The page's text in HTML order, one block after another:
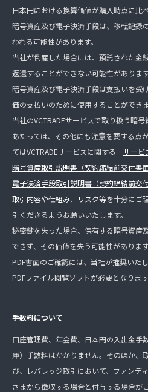
日本円における換算価値が購入時点に比
暗号資産及び電子決済手段は、移転記録
われる可能性があります。
当社が倒産した場合には、預託された金
返還することができない可能性があります
暗号資産及び電子決済手段は支払いを受
価の支払いのために使用することができま
当社のVCTRADEサービスで取り扱う暗
あたっては、その他にも注意を要する点
てはVCTRADEサービスに関する「サービ
暗号資産取引説明書（契約締結前交付書面
電子決済手段取引説明書（契約締結前交付
取引内容や仕組み、 リスク等を十分にご
引くださるようお願いいたします。
秘密鍵を失った場合、保有する暗号資産
できず、その価値を失う可能性があります
PDF書面のご確認には、当社が推奨いた
PDFファイル閲覧ソフトが必要となります
手数料について
口座管理費、年会費、日本円の入出金手
庫）手数料はかかりません。そのほか、
び、レバレッジ取引において、ファンデ
さまから徴収する場合と付与する場合が